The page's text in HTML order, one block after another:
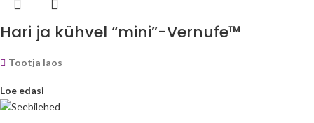
Hari ja kühvel “mini”-Vernufe™
Tootja laos
Loe edasi